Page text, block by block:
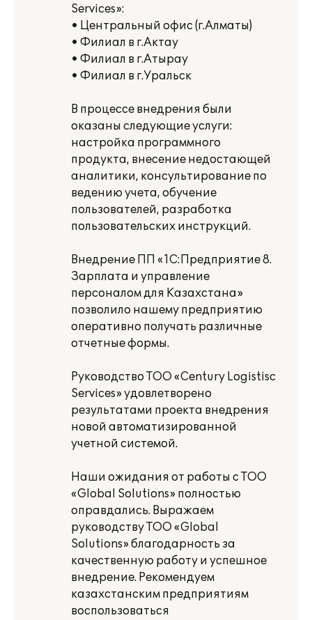
Services»:
• Центральный офис (г.Алматы)
• Филиал в г.Актау
• Филиал в г.Атырау
• Филиал в г.Уральск
В процессе внедрения были
оказаны следующие услуги:
настройка программного
продукта, внесение недостающей
аналитики, консультирование по
ведению учета, обучение
пользователей, разработка
пользовательских инструкций.
Внедрение ПП «1С:Предприятие 8.
Зарплата и управление
персоналом для Казахстана»
позволило нашему предприятию
оперативно получать различные
отчетные формы.
Руководство ТОО «Century Logistisc
Services» удовлетворено
результатами проекта внедрения
новой автоматизированной
учетной системой.
Наши ожидания от работы с ТОО
«Global Solutions» полностью
оправдались. Выражаем
руководству ТОО «Global
Solutions» благодарность за
качественную работу и успешное
внедрение. Рекомендуем
казахстанским предприятиям
воспользоваться